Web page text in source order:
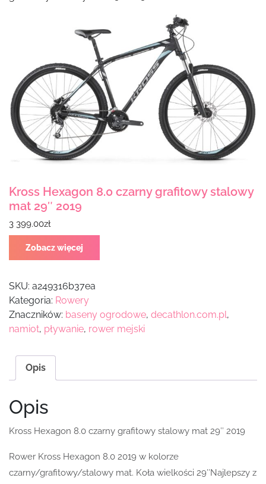
Kross Hexagon 8.0 czarny grafitowy stalowy
mat 29″ 2019
3 399.00zł
Zobacz więcej
SKU: a249316b37ea
Kategoria: Rowery
Znaczników: baseny ogrodowe, decathlon.com.pl,
namiot, pływanie, rower mejski
Opis
Opis
Kross Hexagon 8.0 czarny grafitowy stalowy mat 29″ 2019
Rower Kross Hexagon 8.0 2019 w kolorze
czarny/grafitowy/stalowy mat. Koła wielkości 29″Najlepszy z